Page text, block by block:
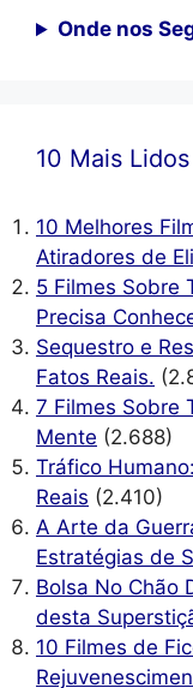
Onde nos
10 Mais Lidos
10 Melhores
Atiradores de
5 Filmes Sobre
Precisa
Sequestro e
Fatos Reais.
7 Filmes Sobre
Mente (2.688)
Tráfico
Reais (2.410)
A Arte da
Estratégias de
Bolsa No Chão
desta
10 Filmes de